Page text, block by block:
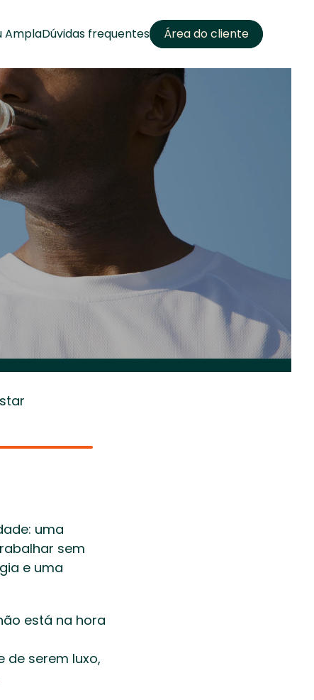
AmplaDúvidas frequentes Área do cliente
uma
sem
e uma
está na hora
de serem luxo,